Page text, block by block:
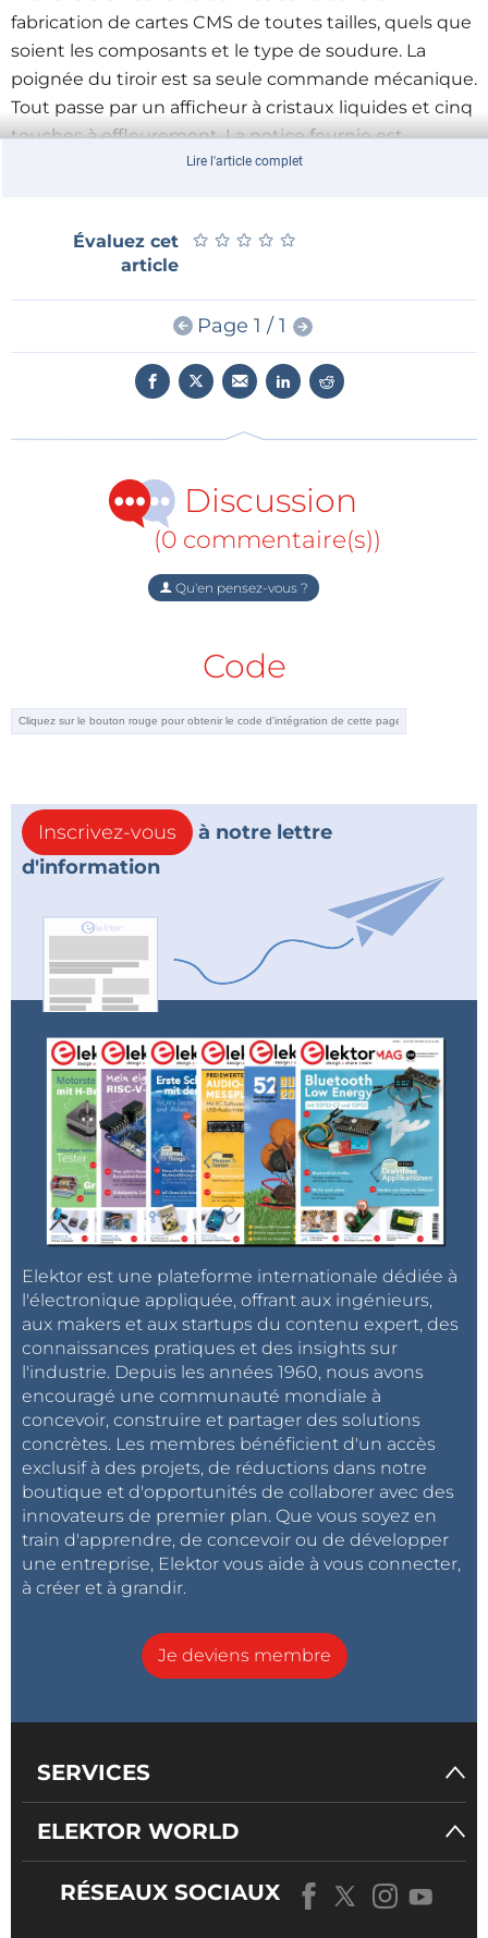
fabrication de cartes CMS de toutes tailles, quels que
soient les composants et le type de soudure. La
poignée du tiroir est sa seule commande mécanique.
Tout passe par un afficheur à cristaux liquides et cinq
touches à effleurement. La notice fournie est
soignée, complète et en (bon !) français. Le service
supposés identiques proposés sans garantie sur
certains sites de vente en ligne sont abusives.
* Elektor PCB Service
fabrique rapidement vos
circuits imprimés à un tarif avantageux même par
la qualité optimale au meilleur prix
calcul du prix en ligne = pas de mauvaise
surprise
expédition sous 5 jours ouvrables
l'assurance de qualité d'Elektor
Lire l'article complet
Évaluez cet
article
★ ★ ★ ★ ★
★ ★ ★ ★ ★
Page 1 / 1
Discussion
(0 commentaire(s))
Qu'en pensez-vous ?
Code
Inscrivez-vous
à notre lettre
d'information
Elektor est une plateforme internationale dédiée à
l'électronique appliquée, offrant aux ingénieurs,
aux makers et aux startups du contenu expert, des
connaissances pratiques et des insights sur
l'industrie. Depuis les années 1960, nous avons
encouragé une communauté mondiale à
concevoir, construire et partager des solutions
concrètes. Les membres bénéficient d'un accès
exclusif à des projets, de réductions dans notre
boutique et d'opportunités de collaborer avec des
innovateurs de premier plan. Que vous soyez en
train d'apprendre, de concevoir ou de développer
une entreprise, Elektor vous aide à vous connecter,
à créer et à grandir.
Je deviens membre
SERVICES
ELEKTOR WORLD
RÉSEAUX SOCIAUX